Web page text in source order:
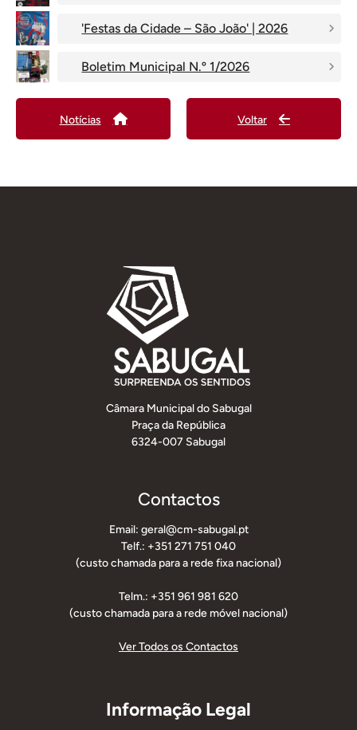
'Festas da Cidade – São João' | 2026
Boletim Municipal N.º 1/2026
Notícias Voltar
Câmara Municipal do Sabugal
Praça da República
6324-007 Sabugal
Contactos
Email: geral@cm-sabugal.pt
Telf.: +351 271 751 040
(custo chamada para a rede fixa nacional)
Telm.: +351 961 981 620
(custo chamada para a rede móvel nacional)
Ver Todos os Contactos
Informação Legal